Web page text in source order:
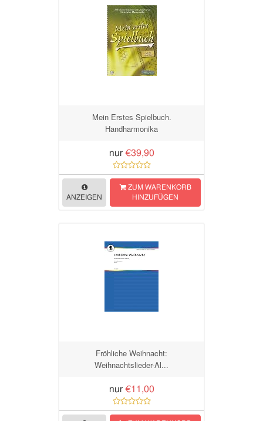
Mein Erstes Spielbuch.
Handharmonika
nur €39,90
ANZEIGEN
ZUM WARENKORB
HINZUFÜGEN
Fröhliche Weihnacht:
Weihnachtslieder-Al...
nur €11,00